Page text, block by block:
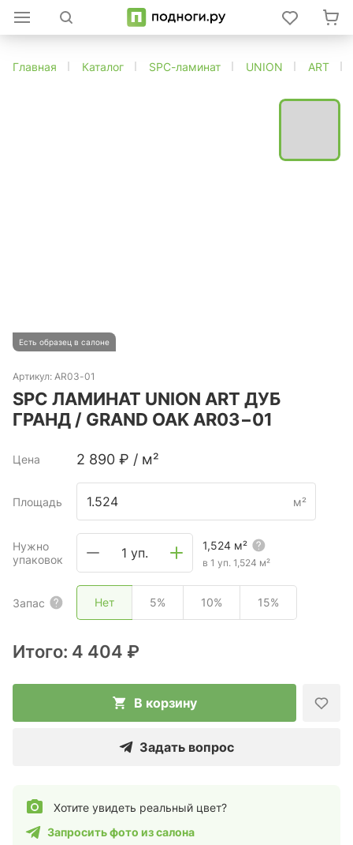
Главная Каталог SPC-ламинат UNION ART
Есть образец в салоне
Артикул: AR03-01
SPC ЛАМИНАТ UNION ART ДУБ
ГРАНД / GRAND OAK AR03−01
Цена 2 890 ₽ / м²
Площадь м²
Нужно
упаковок
1 уп. 1,524 м²
в 1 уп. 1,524 м²
Запас Нет 5% 10% 15%
Итого: 4 404 ₽
В корзину
Задать вопрос
Хотите увидеть реальный цвет?
Запросить фото из салона